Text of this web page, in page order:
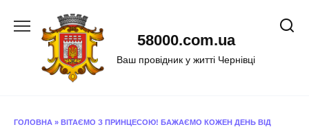
58000.com.ua
Ваш провідник у житті Чернівці
ГОЛОВНА » ВІТАЄМО З ПРИНЦЕСОЮ! БАЖАЄМО КОЖЕН ДЕНЬ ВІД